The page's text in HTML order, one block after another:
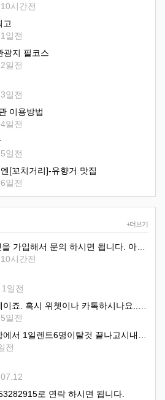
10시간전
고
1일전
광지 필코스
2일전
3일전
이용방법
4일전
5일전
[꼬치거리]-유향거 맛집
6일전
+더보기
하시면 됩니다. 아이디는 동일입니다. 18253282915입니다. 바로바로 예…
10시간전
1일전
5일전
전
07.12
로 연락 하시면 됩니다.